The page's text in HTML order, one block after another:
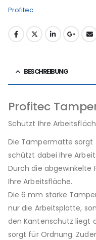
Profitec
BESCHREIBUNG
Profitec
Schützt Ihre
Die Tampermatte sorgt
schützt dabei Ihre
Durch die abgewinkelte
Ihre Arbeitsfläche.
Die 6 mm starke
nur die Arbeitsplatte,
den Kantenschutz liegt
sorgt für Ordnung.